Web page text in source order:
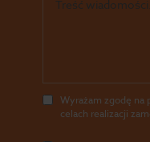
Wyrażam zgodę na
celach realizacji